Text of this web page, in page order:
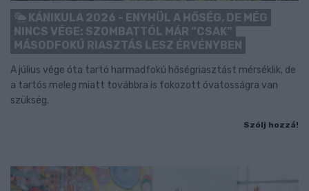
KÁNIKULA 2026 - ENYHÜL A HŐSÉG, DE MÉG
NINCS VÉGE: SZOMBATTÓL MÁR “CSAK”
MÁSODFOKÚ RIASZTÁS LESZ ÉRVÉNYBEN
A július vége óta tartó harmadfokú hőségriasztást mérséklik, de
a tartós meleg miatt továbbra is fokozott óvatosságra van
szükség.
Szólj hozzá!